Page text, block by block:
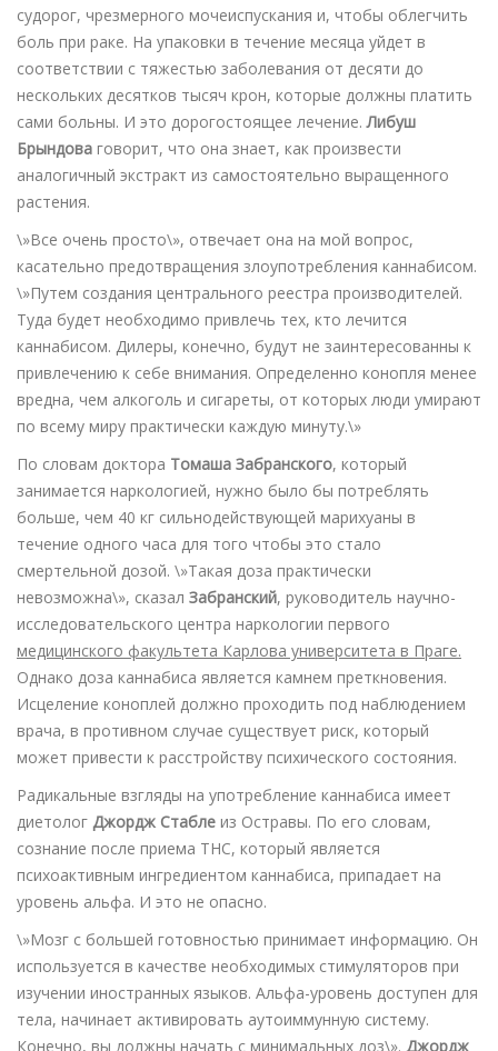
судорог, чрезмерного мочеиспускания и, чтобы облегчить
боль при раке. На упаковки в течение месяца уйдет в
соответствии с тяжестью заболевания от десяти до
нескольких десятков тысяч крон, которые должны платить
сами больны. И это дорогостоящее лечение.Либуш
Брындова говорит, что она знает, как произвести
аналогичный экстракт из самостоятельно выращенного
растения.
\»Все очень просто\», отвечает она на мой вопрос,
касательно предотвращения злоупотребления каннабисом.
\»Путем создания центрального реестра производителей.
Туда будет необходимо привлечь тех, кто лечится
каннабисом. Дилеры, конечно, будут не заинтересованны к
привлечению к себе внимания. Определенно конопля менее
вредна, чем алкоголь и сигареты, от которых люди умирают
по всему миру практически каждую минуту.\»
По словам доктора Томаша Забранского, который
занимается наркологией, нужно было бы потреблять
больше, чем 40 кг сильнодействующей марихуаны в
течение одного часа для того чтобы это стало
смертельной дозой. \»Такая доза практически
невозможна\», сказал Забранский, руководитель научно-
исследовательского центра наркологии первого
медицинского факультета Карлова университета в Праге.
Однако доза каннабиса является камнем преткновения.
Исцеление коноплей должно проходить под наблюдением
врача, в противном случае существует риск, который
может привести к расстройству психического состояния.
Радикальные взгляды на употребление каннабиса имеет
диетолог Джордж Стабле из Остравы. По его словам,
сознание после приема THC, который является
психоактивным ингредиентом каннабиса, припадает на
уровень альфа. И это не опасно.
\»Мозг с большей готовностью принимает информацию. Он
используется в качестве необходимых стимуляторов при
изучении иностранных языков. Альфа-уровень доступен для
тела, начинает активировать аутоиммунную систему.
Конечно, вы должны начать с минимальных доз\». Джордж